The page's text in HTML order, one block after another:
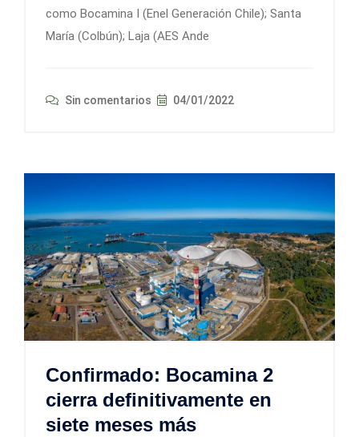
como Bocamina I (Enel Generación Chile); Santa
María (Colbún); Laja (AES Ande
Sin comentarios 04/01/2022
Confirmado: Bocamina 2
cierra definitivamente en
siete meses más